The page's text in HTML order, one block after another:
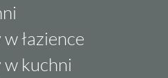
łazience
kuchni